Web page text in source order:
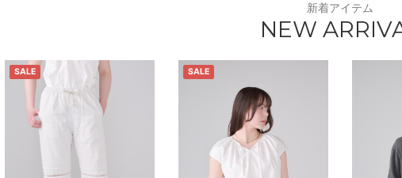
新着アイテム
NEW
SALE SALE